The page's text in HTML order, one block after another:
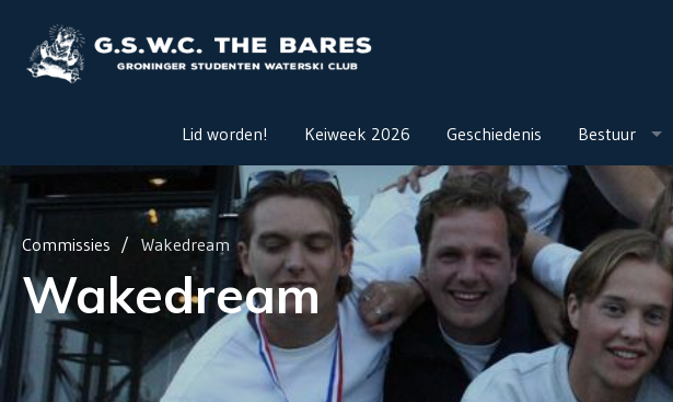
Lid worden! Keiweek 2026 Geschiedenis Bestuur
Commissies Wakedream
Wakedream